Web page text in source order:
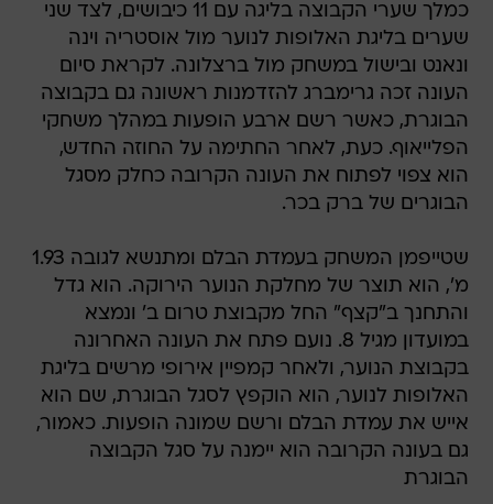
כמלך שערי הקבוצה בליגה עם 11 כיבושים, לצד שני
שערים בליגת האלופות לנוער מול אוסטריה וינה
ונאנט ובישול במשחק מול ברצלונה. לקראת סיום
העונה זכה גרימברג להזדמנות ראשונה גם בקבוצה
הבוגרת, כאשר רשם ארבע הופעות במהלך משחקי
הפלייאוף. כעת, לאחר החתימה על החוזה החדש,
הוא צפוי לפתוח את העונה הקרובה כחלק מסגל
הבוגרים של ברק בכר.
שטייפמן המשחק בעמדת הבלם ומתנשא לגובה 1.93
מ', הוא תוצר של מחלקת הנוער הירוקה. הוא גדל
והתחנך ב"קצף" החל מקבוצת טרום ב' ונמצא
במועדון מגיל 8. נועם פתח את העונה האחרונה
בקבוצת הנוער, ולאחר קמפיין אירופי מרשים בליגת
האלופות לנוער, הוא הוקפץ לסגל הבוגרת, שם הוא
אייש את עמדת הבלם ורשם שמונה הופעות. כאמור,
גם בעונה הקרובה הוא יימנה על סגל הקבוצה
הבוגרת